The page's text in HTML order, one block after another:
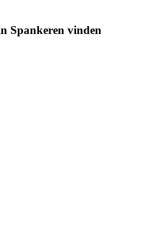
Spankeren vinden